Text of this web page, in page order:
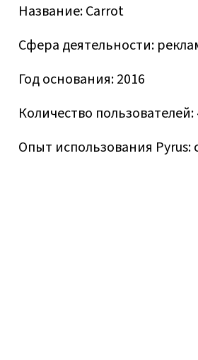
Название: Carrot
Сфера деятельности:
Год основания: 2016
Количество пользователей:
Опыт использования Pyrus: